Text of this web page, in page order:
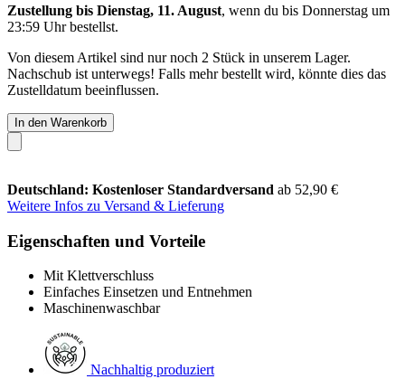
Zustellung bis Dienstag, 11. August, wenn du bis Donnerstag um
23:59 Uhrbestellst.
Von diesem Artikel sind nur noch 2 Stück in unserem Lager.
Nachschub ist unterwegs! Falls mehr bestellt wird, könnte dies das
Zustelldatum beeinflussen.
In den Warenkorb
Deutschland: Kostenloser Standardversand ab 52,90 €
Weitere Infos zu Versand & Lieferung
Eigenschaften und Vorteile
Mit Klettverschluss
Einfaches Einsetzen und Entnehmen
Maschinenwaschbar
Nachhaltig produziert